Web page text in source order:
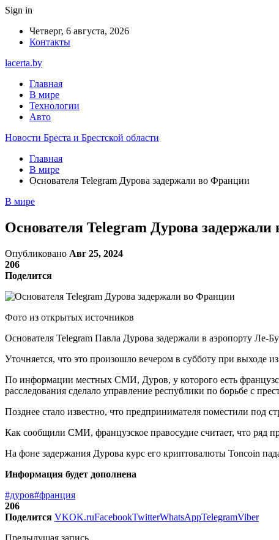
Sign in
Четверг, 6 августа, 2026
Контакты
lacerta.by
Главная
В мире
Технологии
Авто
Новости Бреста и Брестской области
Главная
В мире
Основателя Telegram Дурова задержали во Франции
В мире
Основателя Telegram Дурова
Опубликовано Авг 25, 2024
206
Поделится
Фото из открытых источников
Основателя Telegram Павла Дурова задержали в аэропорту
Уточняется, что это произошло вечером в субботу при выходе
По информации местных СМИ, Дуров, у которого есть
расследования сделало управление республики по борьбе с
Позднее стало известно, что предпринимателя поместили под
Как сообщили СМИ, французское правосудие считает, что ряд
На фоне задержания Дурова курс его криптовалюты Toncoin
Информация будет дополнена
#дуров#франция
206
Поделится VKOK.ruFacebookTwitterWhatsAppTelegramViber
Предыдущая запись